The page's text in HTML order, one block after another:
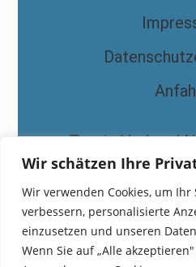
Wir schätzen Ihre
Wir verwenden Cookies, um
verbessern, personalisierte
einzusetzen und unseren
Wenn Sie auf „Alle
Tennis-Verband